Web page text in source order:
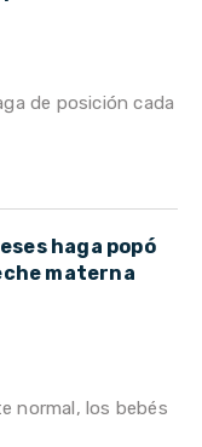
de posición cada
haga popó
materna
normal, los bebés